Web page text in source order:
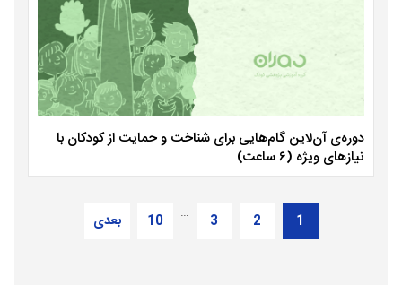
دوره‌ی آن‌لاین گام‌هایی برای شناخت و حمایت از کودکان با
نیازهای ویژه (۶ ساعت)
1
2
3
…
10 بعدی